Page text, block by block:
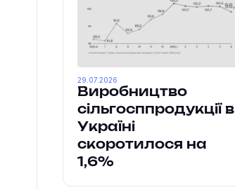
Виробництво
сільгосппродукції в
Україні
скоротилося на
1,6%
29.07.2026